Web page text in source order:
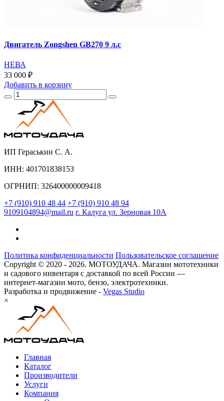
Двигатель Zongshen GB270 9 л.с
НЕВА
33 000 ₽
Добавить в корзину
ИП Гераськин С. А.
ИНН: 401701838153
ОГРНИП: 326400000009418
+7 (910) 910 48 44 +7 (910) 910 48 94
9109104894@mail.ru г. Калуга ул. Зерновая 10А
Политика конфиденциальности Пользовательское соглашение
Copyright © 2020 - 2026. МОТОУДАЧА. Магазин мототехники
и садового инвентаря с доставкой по всей России —
интернет-магазин мото, бензо, электротехники.
Разработка и продвижение - Vegas Studio
×
Главная
Каталог
Производители
Услуги
Компания